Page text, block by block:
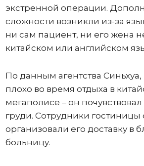
экстренной операции.
сложности возникли из-за
ни сам пациент, ни его жена
китайском или английском
По данным агентства
плохо во время отдыха в
мегаполисе – он
груди. Сотрудники гостиницы
организовали его доставку в
больницу.